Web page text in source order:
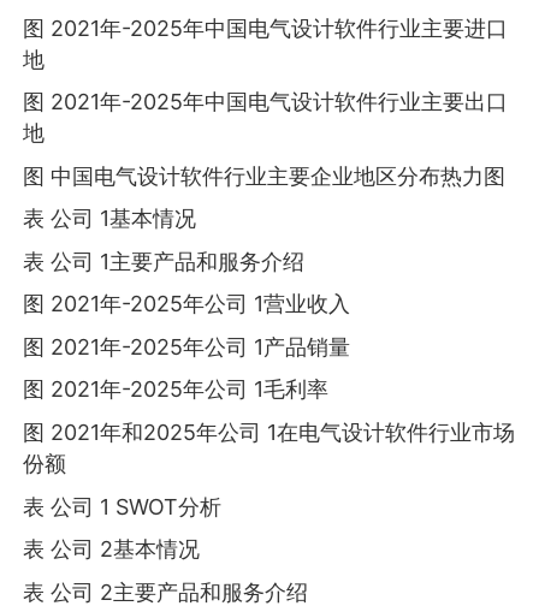
图 2021年-2025年中国电气设计软件行业主要进口
地
图 2021年-2025年中国电气设计软件行业主要出口
地
图 中国电气设计软件行业主要企业地区分布热力图
表 公司 1基本情况
表 公司 1主要产品和服务介绍
图 2021年-2025年公司 1营业收入
图 2021年-2025年公司 1产品销量
图 2021年-2025年公司 1毛利率
图 2021年和2025年公司 1在电气设计软件行业市场
份额
表 公司 1 SWOT分析
表 公司 2基本情况
表 公司 2主要产品和服务介绍